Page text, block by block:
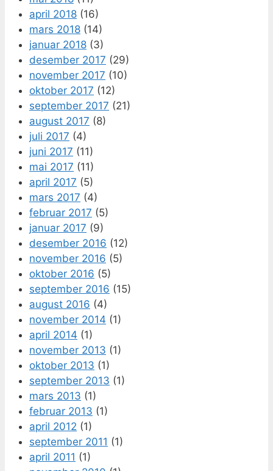
april 2018 (16)
mars 2018 (14)
januar 2018 (3)
desember 2017 (29)
november 2017 (10)
oktober 2017 (12)
september 2017 (21)
august 2017 (8)
juli 2017 (4)
juni 2017 (11)
mai 2017 (11)
april 2017 (5)
mars 2017 (4)
februar 2017 (5)
januar 2017 (9)
desember 2016 (12)
november 2016 (5)
oktober 2016 (5)
september 2016 (15)
august 2016 (4)
november 2014 (1)
april 2014 (1)
november 2013 (1)
oktober 2013 (1)
september 2013 (1)
mars 2013 (1)
februar 2013 (1)
april 2012 (1)
september 2011 (1)
april 2011 (1)